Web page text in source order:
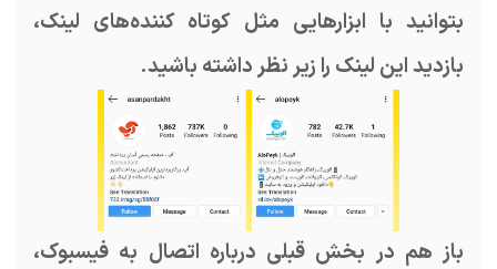
بتوانید با ابزار‌هایی مثل کوتاه کننده‌های لینک،
بازدید این لینک را زیر نظر داشته باشید.
باز هم در بخش قبلی درباره اتصال به فیسبوک،